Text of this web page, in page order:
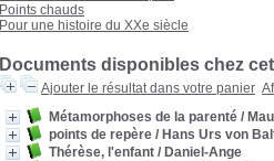
Points chauds
Pour une histoire du XXe siècle
Documents disponibles chez
Ajouter le résultat dans votre panier
Métamorphoses de la parenté /
points de repère / Hans Urs von
Thérèse, l'enfant / Daniel-Ange